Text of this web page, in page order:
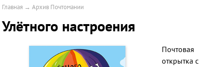
Главная →Архив Почтомании
Улётного настроения
Почтовая
открытка с